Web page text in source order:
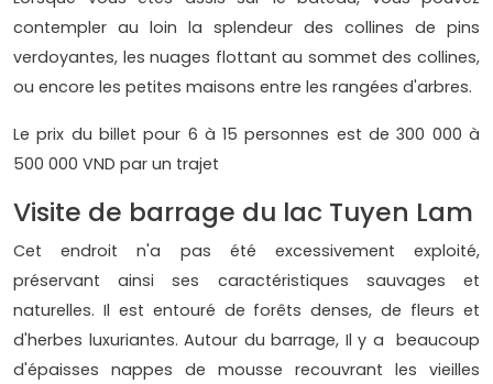
contempler au loin la splendeur des collines de pins
verdoyantes, les nuages flottant au sommet des collines,
ou encore les petites maisons entre les rangées d'arbres.
Le prix du billet pour 6 à 15 personnes est de 300 000 à
500 000 VND par un trajet
Visite de barrage du lac Tuyen Lam
Cet endroit n'a pas été excessivement exploité,
préservant ainsi ses caractéristiques sauvages et
naturelles. Il est entouré de forêts denses, de fleurs et
d'herbes luxuriantes. Autour du barrage, Il y a beaucoup
d'épaisses nappes de mousse recouvrant les vieilles